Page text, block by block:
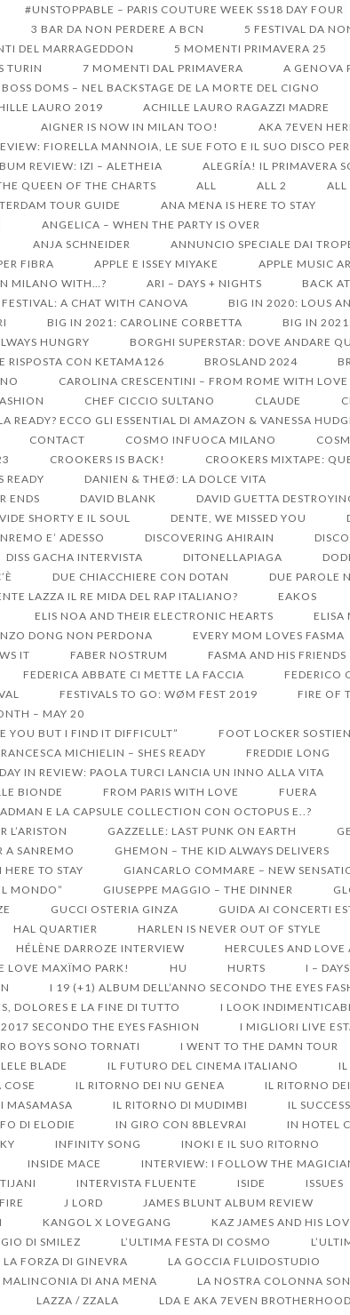
#UNSTOPPABLE – PARIS COUTURE WEEK SS18 DAY FOUR
3 BAR DA NON PERDERE A BCN 5 FESTIVAL DA
DEL MARRAGEDDON 5 MOMENTI PRIMAVERA 25
TURIN 7 MOMENTI DAL PRIMAVERA
A GENOVA
DOMS – NEL BACKSTAGE DE LA MORTE DEL CIGNO
LAURO 2019
ACHILLE LAURO RAGAZZI MADRE
AIGNER IS NOW IN MILAN TOO!
AKA 7EVEN
FIORELLA MANNOIA, LE SUE FOTO E IL SUO DISCO
REVIEW: IZI – ALETHEIA
ALEGRÍA! IL PRIMAVERA
QUEEN OF THE CHARTS ALL ALL 2 ALL
TOUR GUIDE
ANA MENA IS HERE TO STAY
ANGELICA – WHEN THE PARTY IS OVER
ANJA SCHNEIDER
ANNUNCIO SPECIALE DAI
FIBRA APPLE E ISSEY MIYAKE
APPLE MUSIC
MILANO WITH…? ARI – DAYS + NIGHTS BACK
A CHAT WITH CANOVA
BIG IN 2020: LOUS
BIG IN 2021: CAROLINE CORBETTA
BIG IN
HUNGRY BORGHI SUPERSTAR: DOVE ANDARE
RISPOSTA CON KETAMA126 BROSLAND 2024
CAROLINA CRESCENTINI – FROM ROME WITH LOVE
CHEF CICCIO SULTANO CLAUDE
READY? ECCO GLI ESSENTIAL DI AMAZON & VANESSA
CONTACT COSMO INFUOCA MILANO
CROOKERS IS BACK!
CROOKERS MIXTAPE:
READY
DANIEN & THEØ: LA DOLCE VITA
ENDS
DAVID BLANK
DAVID GUETTA
SHORTY E IL SOUL DENTE, WE MISSED YOU
E’ ADESSO DISCOVERING AHIRAIN
DISS GACHA INTERVISTA DITONELLAPIAGA
DUE CHIACCHIERE CON DOTAN
DUE PAROLE
LAZZA IL RE MIDA DEL RAP ITALIANO? EAKOS
ELIS NOA AND THEIR ELECTRONIC HEARTS
ELISA
DONG NON PERDONA
EVERY MOM LOVES FASMA
IT
FABER NOSTRUM
FASMA AND HIS FRIENDS
FEDERICA ABBATE CI METTE LA FACCIA FEDERICO
FESTIVALS TO GO: WØM FEST 2019
FIRE OF
– MAY 20
YOU BUT I FIND IT DIFFICULT”
FOOT LOCKER
MICHIELIN – SHES READY FREDDIE LONG
IN REVIEW: PAOLA TURCI LANCIA UN INNO ALLA VITA
BIONDE
FROM PARIS WITH LOVE FUERA
E LA CAPSULE COLLECTION CON OCTOPUS E..?
L’ARISTON GAZZELLE: LAST PUNK ON EARTH
A SANREMO GHEMON – THE KID ALWAYS DELIVERS
TO STAY GIANCARLO COMMARE – NEW
MONDO”
GIUSEPPE MAGGIO – THE DINNER
GUCCI OSTERIA GINZA
GUIDA AI CONCERTI
HAL QUARTIER
HARLEN IS NEVER OUT OF STYLE
HÉLÈNE DARROZE INTERVIEW HERCULES AND LOVE
LOVE MAXÏMO PARK! HU HURTS
I –
I 19 (+1) ALBUM DELL’ANNO SECONDO THE EYES
DOLORES E LA FINE DI TUTTO
I LOOK
SECONDO THE EYES FASHION
I MIGLIORI LIVE
BOYS SONO TORNATI
I WENT TO THE DAMN TOUR
BLADE IL FUTURO DEL CINEMA ITALIANO
IL RITORNO DEI NU GENEA IL RITORNO
MASAMASA IL RITORNO DI MUDIMBI
IL
DI ELODIE IN GIRO CON 8BLEVRAI
IN HOTEL
INFINITY SONG
INOKI E IL SUO RITORNO
INSIDE MACE INTERVIEW: I FOLLOW THE
INTERVISTA FLUENTE ISIDE ISSUES
J LORD JAMES BLUNT ALBUM REVIEW
KANGOL X LOVEGANG KAZ JAMES AND HIS
DI SMILEZ L’ULTIMA FESTA DI COSMO
LA FORZA DI GINEVRA
LA GOCCIA FLUIDOSTUDIO
MALINCONIA DI ANA MENA
LA NOSTRA COLONNA
LAZZA / ZZALA LDA E AKA 7EVEN BROTHERHOOD